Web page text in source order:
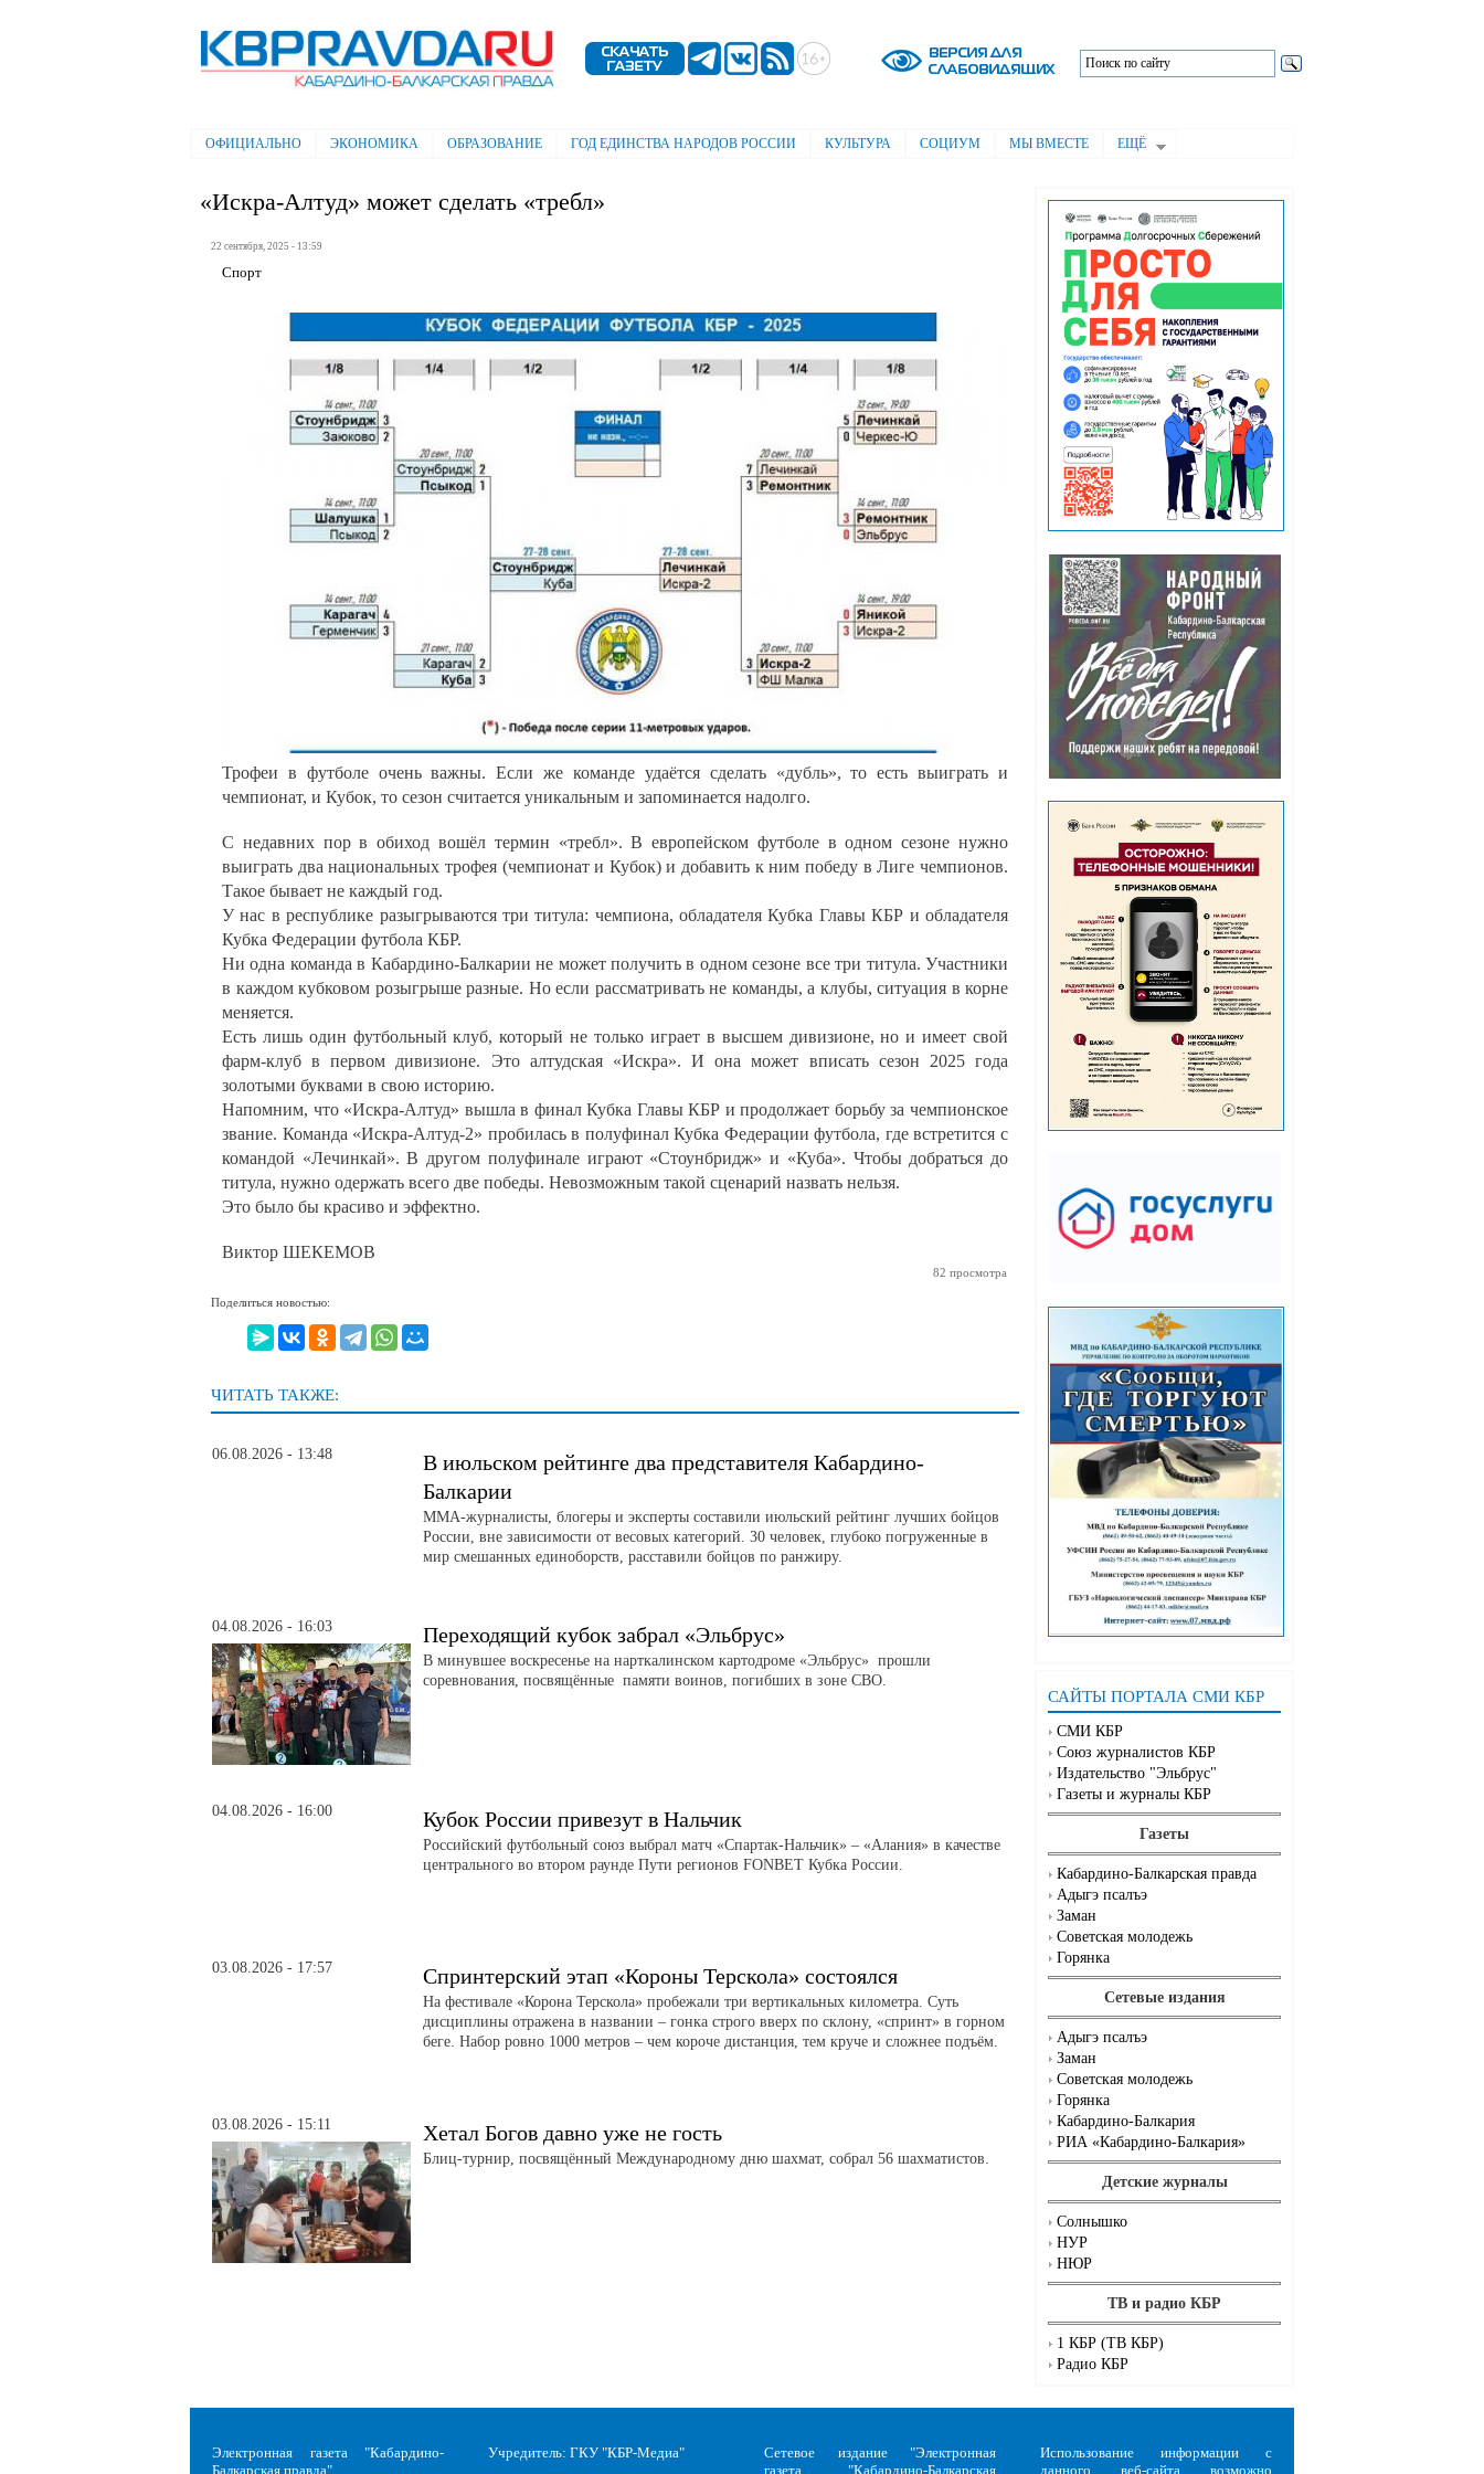
содержанию
Электронная газета "Кабардино-
Балкарская правда"
Главное меню
ОФИЦИАЛЬНО ЭКОНОМИКА ОБРАЗОВАНИЕ ГОД ЕДИНСТВА НАРОДОВ РОССИИ КУЛЬТУРА СОЦИУМ МЫ ВМЕСТЕ ЕЩЁ
САЙТЫ ПОРТАЛА СМИ КБР
СМИ КБР
Союз журналистов КБР
Издательство "Эльбрус"
Газеты и журналы КБР
Газеты
Кабардино-Балкарская правда
Адыгэ псалъэ
Заман
Советская молодежь
Горянка
Сетевые издания
Адыгэ псалъэ
Заман
Советская молодежь
Горянка
Кабардино-Балкария
РИА «Кабардино-Балкария»
Детские журналы
Солнышко
НУР
НЮР
ТВ и радио КБР
1 КБР (ТВ КБР)
Радио КБР
«Искра-Алтуд» может сделать «требл»
22 сентября, 2025 - 13:59
Спорт
Трофеи в футболе очень важны. Если же команде удаётся сделать «дубль», то есть выиграть и
чемпионат, и Кубок, то сезон считается уникальным и запоминается надолго.
С недавних пор в обиход вошёл термин «требл». В европейском футболе в одном сезоне нужно
выиграть два национальных трофея (чемпионат и Кубок) и добавить к ним победу в Лиге чемпионов.
Такое бывает не каждый год.
У нас в республике разыгрываются три титула: чемпиона, обладателя Кубка Главы КБР и обладателя
Кубка Федерации футбола КБР.
Ни одна команда в Кабардино-Балкарии не может получить в одном сезоне все три титула. Участники
в каждом кубковом розыгрыше разные. Но если рассматривать не команды, а клубы, ситуация в корне
меняется.
Есть лишь один футбольный клуб, который не только играет в высшем дивизионе, но и имеет свой
фарм-клуб в первом дивизионе. Это алтудская «Искра». И она может вписать сезон 2025 года
золотыми буквами в свою историю.
Напомним, что «Искра-Алтуд» вышла в финал Кубка Главы КБР и продолжает борьбу за чемпионское
звание. Команда «Искра-Алтуд-2» пробилась в полуфинал Кубка Федерации футбола, где встретится с
командой «Лечинкай». В другом полуфинале играют «Стоунбридж» и «Куба». Чтобы добраться до
титула, нужно одержать всего две победы. Невозможным такой сценарий назвать нельзя.
Это было бы красиво и эффектно.
Виктор ШЕКЕМОВ
82 просмотра
Поделиться новостью:
ЧИТАТЬ ТАКЖЕ:
06.08.2026 - 13:48
В июльском рейтинге два представителя Кабардино-
Балкарии
ММА-журналисты, блогеры и эксперты составили июльский рейтинг лучших бойцов
России, вне зависимости от весовых категорий. 30 человек, глубоко погруженные в
мир смешанных единоборств, расставили бойцов по ранжиру.
04.08.2026 - 16:03 Переходящий кубок забрал «Эльбрус»
В минувшее воскресенье на нарткалинском картодроме «Эльбрус» прошли
соревнования, посвящённые памяти воинов, погибших в зоне СВО.
04.08.2026 - 16:00 Кубок России привезут в Нальчик
Российский футбольный союз выбрал матч «Спартак-Нальчик» – «Алания» в качестве
центрального во втором раунде Пути регионов FONBET Кубка России.
03.08.2026 - 17:57 Спринтерский этап «Короны Терскола» состоялся
На фестивале «Корона Терскола» пробежали три вертикальных километра. Суть
дисциплины отражена в названии – гонка строго вверх по склону, «спринт» в горном
беге. Набор ровно 1000 метров – чем короче дистанция, тем круче и сложнее подъём.
03.08.2026 - 15:11 Хетал Богов давно уже не гость
Блиц-турнир, посвящённый Международному дню шахмат, собрал 56 шахматистов.
Электронная газета "Кабардино-
Балкарская правда"
Учредитель: ГКУ "КБР-Медиа"
Сетевое издание "Электронная
газета "Кабардино-Балкарская
Использование информации с
данного веб-сайта возможно